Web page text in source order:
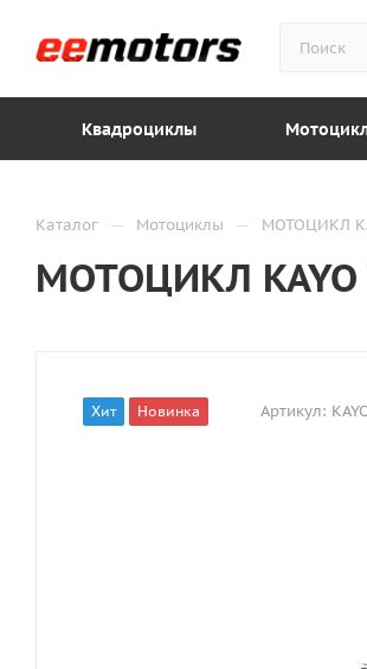
Квадроциклы
Каталог — Мотоциклы — МОТОЦИКЛ
МОТОЦИКЛ KAYO
Хит Новинка Артикул: